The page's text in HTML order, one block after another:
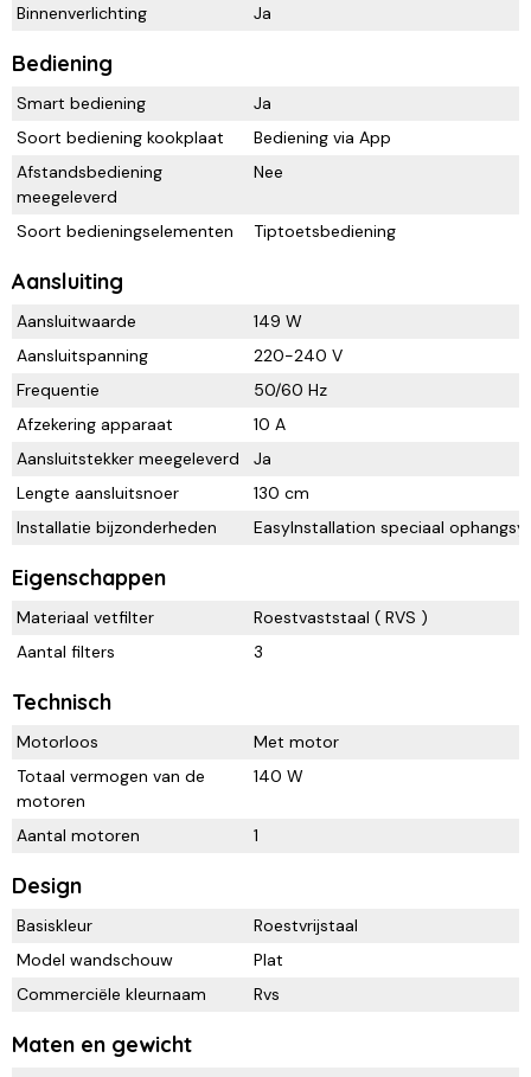
Binnenverlichting
Ja
Bediening
Smart bediening
Ja
Soort bediening kookplaat
Bediening via App
Afstandsbediening
meegeleverd
Nee
Soort bedieningselementen Tiptoetsbediening
Aansluiting
Aansluitwaarde
149 W
Aansluitspanning
220-240 V
Frequentie
50/60 Hz
Afzekering apparaat
10 A
Aansluitstekker meegeleverd
Ja
Lengte aansluitsnoer
130 cm
Installatie bijzonderheden
EasyInstallation speciaal
Eigenschappen
Materiaal vetfilter
Roestvaststaal ( RVS )
Aantal filters
3
Technisch
Motorloos
Met motor
Totaal vermogen van de
motoren
140 W
Aantal motoren 1
Design
Basiskleur
Roestvrijstaal
Model wandschouw
Plat
Commerciële kleurnaam
Rvs
Maten en gewicht